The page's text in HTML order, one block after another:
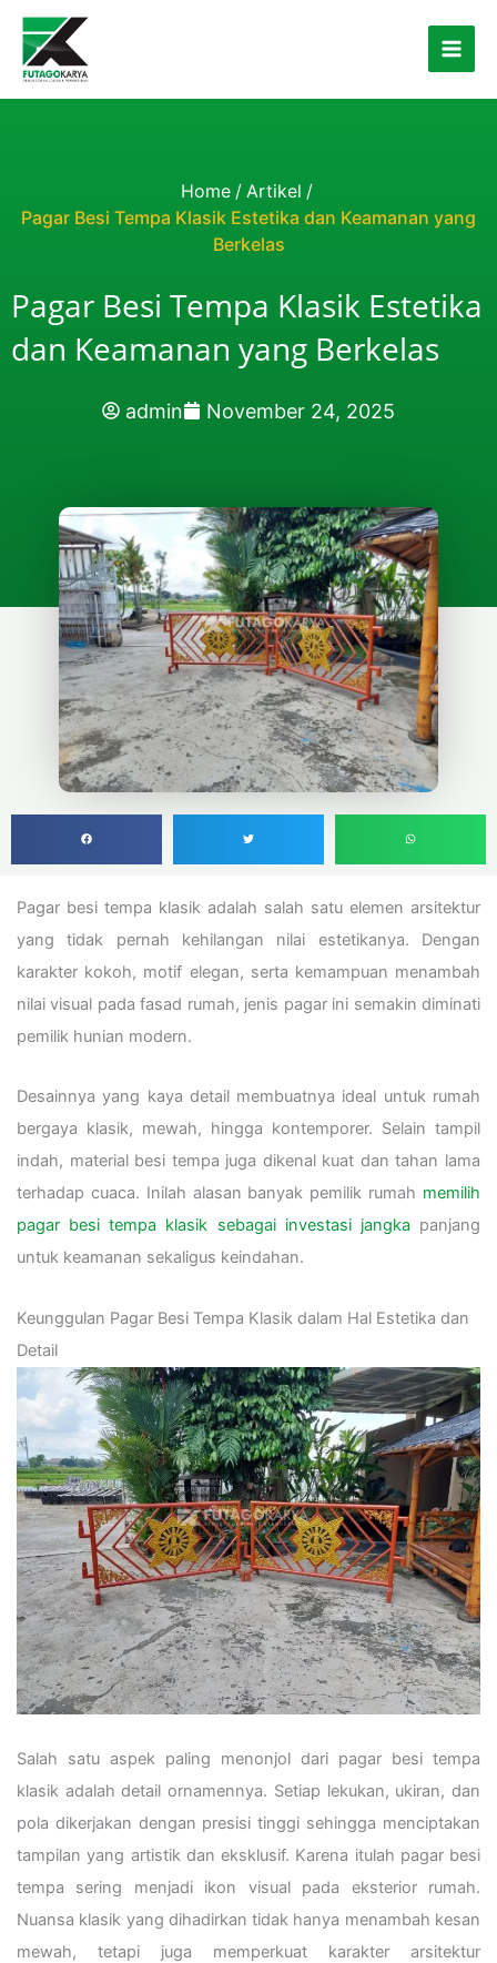
Skip to content
Home / Artikel /
Pagar Besi Tempa Klasik Estetika dan Keamanan yang
Berkelas
Pagar Besi Tempa Klasik Estetika
dan Keamanan yang Berkelas
admin November 24, 2025
Pagar besi tempa klasik adalah salah satu elemen arsitektur
yang tidak pernah kehilangan nilai estetikanya. Dengan
karakter kokoh, motif elegan, serta kemampuan menambah
nilai visual pada fasad rumah, jenis pagar ini semakin diminati
pemilik hunian modern.
Desainnya yang kaya detail membuatnya ideal untuk rumah
bergaya klasik, mewah, hingga kontemporer. Selain tampil
indah, material besi tempa juga dikenal kuat dan tahan lama
terhadap cuaca. Inilah alasan banyak pemilik rumah memilih
pagar besi tempa klasik sebagai investasi jangka panjang
untuk keamanan sekaligus keindahan.
Keunggulan Pagar Besi Tempa Klasik dalam Hal Estetika dan
Detail
Salah satu aspek paling menonjol dari pagar besi tempa
klasik adalah detail ornamennya. Setiap lekukan, ukiran, dan
pola dikerjakan dengan presisi tinggi sehingga menciptakan
tampilan yang artistik dan eksklusif. Karena itulah pagar besi
tempa sering menjadi ikon visual pada eksterior rumah.
Nuansa klasik yang dihadirkan tidak hanya menambah kesan
mewah, tetapi juga memperkuat karakter arsitektur